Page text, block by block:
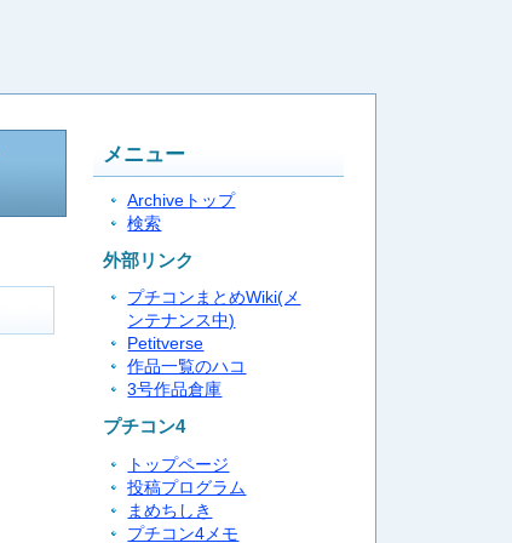
メニュー
Archiveトップ
検索
外部リンク
プチコンまとめWiki(メ
ンテナンス中)
Petitverse
作品一覧のハコ
3号作品倉庫
プチコン4
トップページ
投稿プログラム
まめちしき
プチコン4メモ